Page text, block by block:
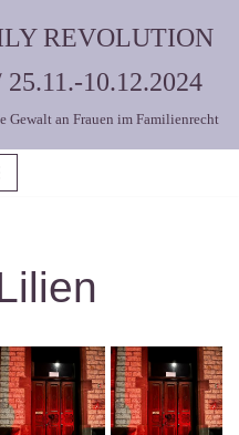
REVOLUTION
10.12.2024
Gewalt an Frauen im Familienrecht